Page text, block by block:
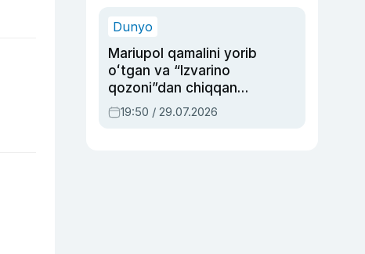
Dunyo
Mariupol qamalini yorib
oʻtgan va “Izvarino
qozoni”dan chiqqan
qahramon — Ukraina
armiyasi bosh
19:50 / 29.07.2026